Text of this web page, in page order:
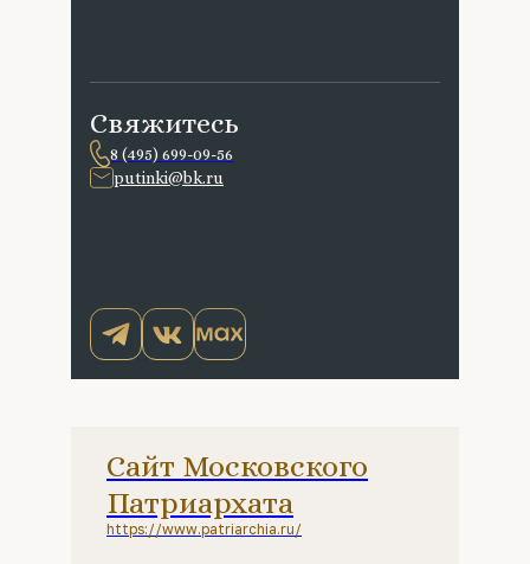
Свяжитесь
8 (495) 699-09-56
putinki@bk.ru
Сайт Московского
Патриархата
https://www.patriarchia.ru/